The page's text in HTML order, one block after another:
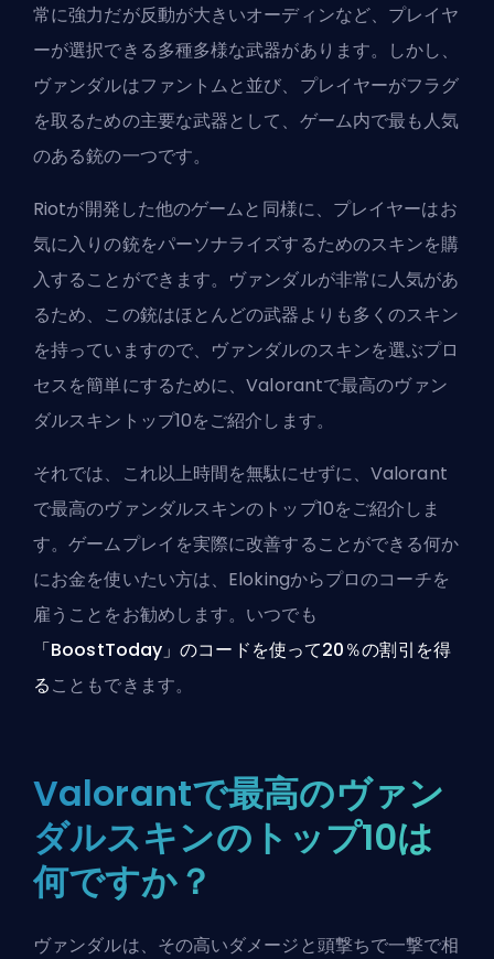
常に強力だが反動が大きいオーディンなど、プレイヤ
ーが選択できる多種多様な武器があります。しかし、
ヴァンダルはファントムと並び、プレイヤーがフラグ
を取るための主要な武器として、ゲーム内で最も人気
のある銃の一つです。
Riotが開発した他のゲームと同様に、プレイヤーはお
気に入りの銃をパーソナライズするためのスキンを購
入することができます。ヴァンダルが非常に人気があ
るため、この銃はほとんどの武器よりも多くのスキン
を持っていますので、ヴァンダルのスキンを選ぶプロ
セスを簡単にするために、Valorantで最高のヴァン
ダルスキントップ10をご紹介します。
それでは、これ以上時間を無駄にせずに、Valorant
で最高のヴァンダルスキンのトップ10をご紹介しま
す。ゲームプレイを実際に改善することができる何か
にお金を使いたい方は、 Elokingからプロのコーチを
雇う ことをお勧めします。いつでも
「BoostToday」のコードを使って20％の割引を得
ることもできます。
Valorantで最高のヴァン
ダルスキンのトップ10は
何ですか？
ヴァンダルは、その高いダメージと頭撃ちで一撃で相